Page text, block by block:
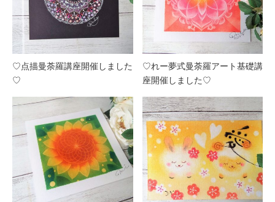
♡点描曼荼羅講座開催しました
♡
♡れー夢式曼荼羅アート基礎講
座開催しました♡